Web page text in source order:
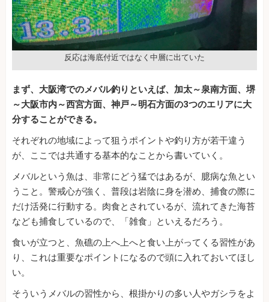
反応は海底付近ではなく中層に出ていた
まず、大阪湾でのメバル釣りといえば、加太～泉南方面、堺
～大阪市内～西宮方面、神戸～明石方面の3つのエリアに大
分することができる。
それぞれの地域によって狙うポイントや釣り方が若干違う
が、ここでは共通する基本的なことから書いていく。
メバルという魚は、非常にどう猛ではあるが、臆病な魚とい
うこと。警戒心が強く、普段は岩陰に身を潜め、捕食の際に
だけ活発に行動する。肉食とされているが、流れてきた海苔
なども捕食しているので、「雑食」といえるだろう。
食いが立つと、魚礁の上へ上へと食い上がってくる習性があ
り、これは重要なポイントになるので頭に入れておいてほし
い。
そういうメバルの習性から、根掛かりの多い人やガシラをよ